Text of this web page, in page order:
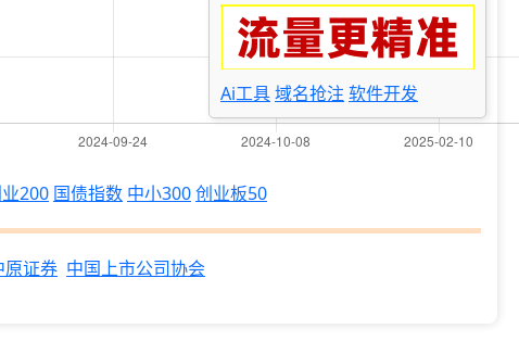
200 国债指数 中小300创业板50
原证券 中国上市公司协会
Ai工具域名抢注 软件开发